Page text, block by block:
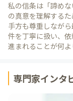
私の信条は「諦め
の真意を理解する
手方も尊重しなが
件を丁寧に扱い、
進まれることが何よ
専門家インタ